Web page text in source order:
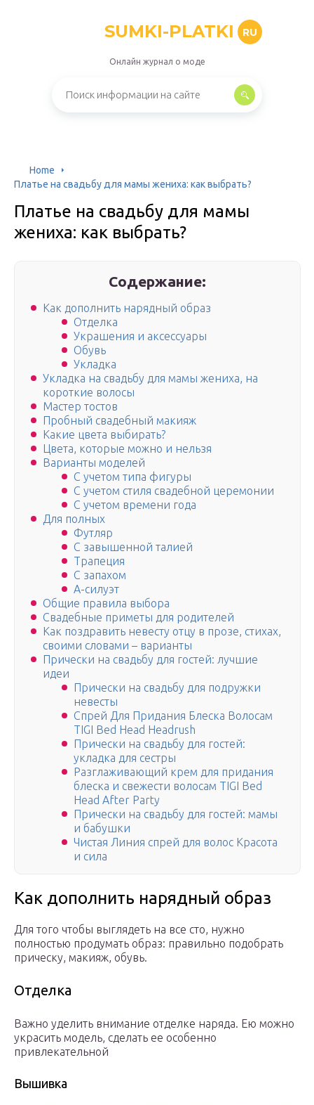
SUMKI-PLATKI RU
Онлайн журнал о моде
Home
Платье на свадьбу для мамы жениха: как выбрать?
Платье на свадьбу для мамы
жениха: как выбрать?
Содержание:
Как дополнить нарядный образ
Отделка
Украшения и аксессуары
Обувь
Укладка
Укладка на свадьбу для мамы жениха, на
короткие волосы
Мастер тостов
Пробный свадебный макияж
Какие цвета выбирать?
Цвета, которые можно и нельзя
Варианты моделей
С учетом типа фигуры
С учетом стиля свадебной церемонии
С учетом времени года
Для полных
Футляр
С завышенной талией
Трапеция
С запахом
А-силуэт
Общие правила выбора
Свадебные приметы для родителей
Как поздравить невесту отцу в прозе, стихах,
своими словами – варианты
Прически на свадьбу для гостей: лучшие
идеи
Прически на свадьбу для подружки
невесты
Спрей Для Придания Блеска Волосам
TIGI Bed Head Headrush
Прически на свадьбу для гостей:
укладка для сестры
Разглаживающий крем для придания
блеска и свежести волосам TIGI Bed
Head After Party
Прически на свадьбу для гостей: мамы
и бабушки
Чистая Линия спрей для волос Красота
и сила
Как дополнить нарядный образ
Для того чтобы выглядеть на все сто, нужно
полностью продумать образ: правильно подобрать
прическу, макияж, обувь.
Отделка
Важно уделить внимание отделке наряда. Ею можно
украсить модель, сделать ее особенно
привлекательной
Вышивка